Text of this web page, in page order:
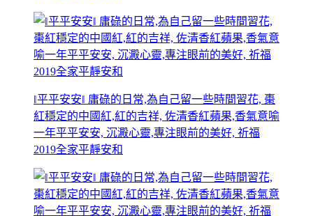
‖平平安安‖ 庸碌的日常,為自己留一些時間習花, 棗
紅穩定的中國紅,紅的吉祥, 佐清香紅蘋果,香氣意喻
一年平平安安, 沉澱心靈,專注眼前的美好, 祈福
2019全家平靜安和